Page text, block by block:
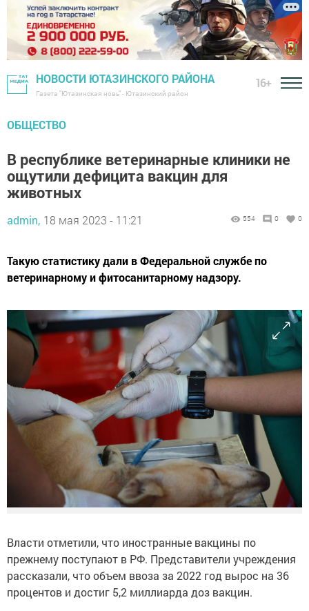
НОВОСТИ ЮТАЗИНСКОГО РАЙОНА
Газета "Ютазинская новь" - Ютазинский район
16+
ОБЩЕСТВО
В республике ветеринарные клиники не
ощутили дефицита вакцин для
животных
admin, 18 мая 2023 - 11:21 554 0 0
Такую статистику дали в Федеральной службе по
ветеринарному и фитосанитарному надзору.
Власти отметили, что иностранные вакцины по
прежнему поступают в РФ. Представители учреждения
рассказали, что объем ввоза за 2022 год вырос на 36
процентов и достиг 5,2 миллиарда доз вакцин.